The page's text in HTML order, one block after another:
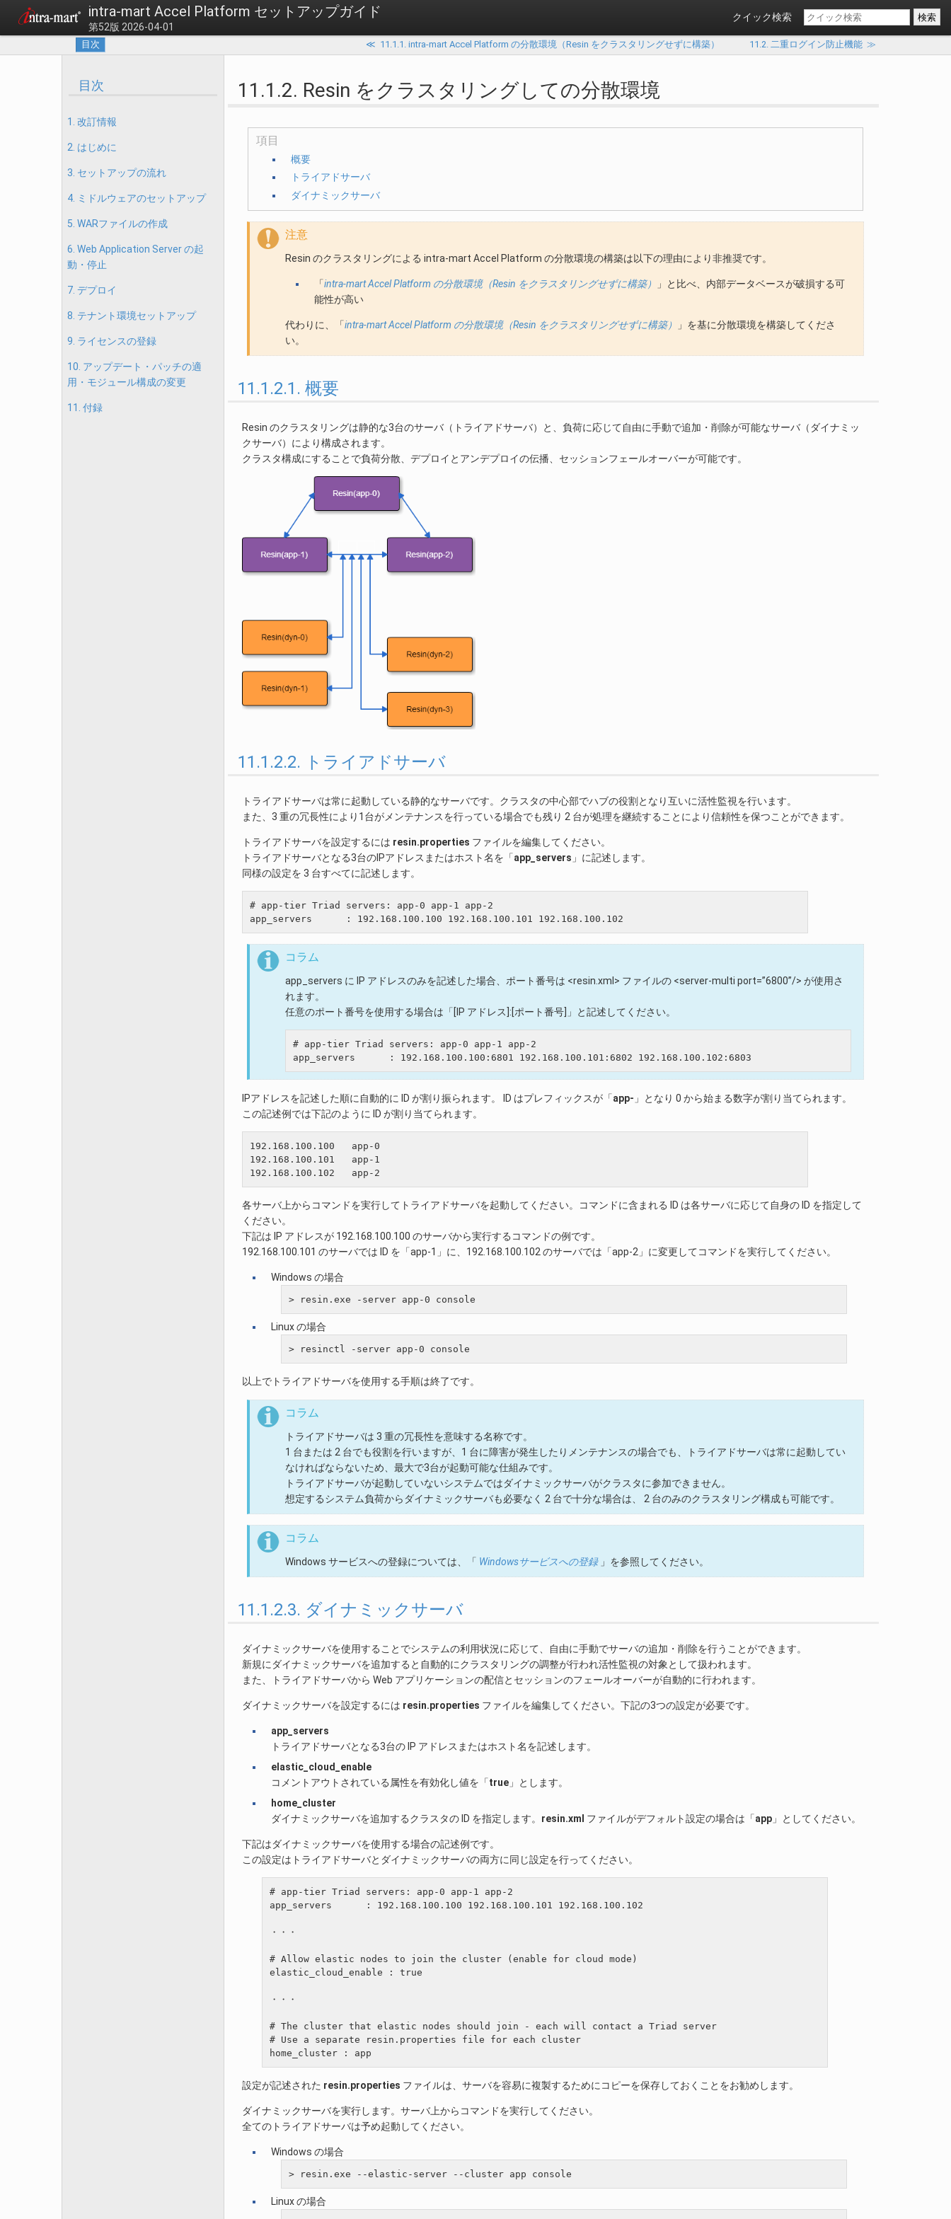
intra-mart Accel Platform セットアップガイド
第52版 2026-04-01
クイック検索
目次 ≪ 11.1.1. intra-mart Accel Platform の分散環境（Resin をクラスタリングせずに構築） 11.2. 二重ログイン防止機能≫
目次
1. 改訂情報
2. はじめに
3. セットアップの流れ
4. ミドルウェアのセットアップ
5. WARファイルの作成
6. Web Application Server の起
動・停止
7. デプロイ
8. テナント環境セットアップ
9. ライセンスの登録
10. アップデート・パッチの適
用・モジュール構成の変更
11. 付録
11.1.2. Resin をクラスタリングしての分散環境
項目
概要
トライアドサーバ
ダイナミックサーバ
注意
Resin のクラスタリングによる intra-mart Accel Platform の分散環境の構築は以下の理由により非推奨です。
「intra-mart Accel Platform の分散環境（Resin をクラスタリングせずに構築）
」と比べ、内部データベースが破損する可
能性が高い
代わりに、「intra-mart Accel Platform の分散環境（Resin をクラスタリングせずに構築）
」を基に分散環境を構築してくださ
い。
11.1.2.1. 概要
Resin のクラスタリングは静的な3台のサーバ（トライアドサーバ）と、負荷に応じて自由に手動で追加・削除が可能なサーバ（ダイナミッ
クサーバ）により構成されます。
クラスタ構成にすることで負荷分散、デプロイとアンデプロイの伝播、セッションフェールオーバーが可能です。
11.1.2.2. トライアドサーバ
トライアドサーバは常に起動している静的なサーバです。クラスタの中心部でハブの役割となり互いに活性監視を行います。
また、3 重の冗長性により1台がメンテナンスを行っている場合でも残り 2 台が処理を継続することにより信頼性を保つことができます。
トライアドサーバを設定するには resin.properties ファイルを編集してください。
トライアドサーバとなる3台のIPアドレスまたはホスト名を「app_servers 」に記述します。
同様の設定を 3 台すべてに記述します。
# app-tier Triad servers: app-0 app-1 app-2
コラム
app_servers に IP アドレスのみを記述した場合、ポート番号は <resin.xml> ファイルの <server-multi port=”6800”/> が使用さ
れます。
任意のポート番号を使用する場合は「[IP アドレス]:[ポート番号]」と記述してください。
# app-tier Triad servers: app-0 app-1 app-2
IPアドレスを記述した順に自動的に ID が割り振られます。 ID はプレフィックスが「app- 」となり 0 から始まる数字が割り当てられます。
この記述例では下記のように ID が割り当てられます。
192.168.100.100   app-0
192.168.100.101   app-1
各サーバ上からコマンドを実行してトライアドサーバを起動してください。コマンドに含まれる ID は各サーバに応じて自身の ID を指定して
ください。
下記は IP アドレスが 192.168.100.100 のサーバから実行するコマンドの例です。
192.168.100.101 のサーバでは ID を「app-1」に、192.168.100.102 のサーバでは「app-2」に変更してコマンドを実行してください。
Windows の場合
Linux の場合
以上でトライアドサーバを使用する手順は終了です。
コラム
トライアドサーバは 3 重の冗長性を意味する名称です。
1 台または 2 台でも役割を行いますが、1 台に障害が発生したりメンテナンスの場合でも、トライアドサーバは常に起動してい
なければならないため、最大で3台が起動可能な仕組みです。
トライアドサーバが起動していないシステムではダイナミックサーバがクラスタに参加できません。
想定するシステム負荷からダイナミックサーバも必要なく 2 台で十分な場合は、 2 台のみのクラスタリング構成も可能です。
コラム
Windows サービスへの登録については、「 Windowsサービスへの登録」を参照してください。
11.1.2.3. ダイナミックサーバ
ダイナミックサーバを使用することでシステムの利用状況に応じて、自由に手動でサーバの追加・削除を行うことができます。
新規にダイナミックサーバを追加すると自動的にクラスタリングの調整が行われ活性監視の対象として扱われます。
また、トライアドサーバから Web アプリケーションの配信とセッションのフェールオーバーが自動的に行われます。
ダイナミックサーバを設定するには resin.properties ファイルを編集してください。下記の3つの設定が必要です。
app_servers
トライアドサーバとなる3台の IP アドレスまたはホスト名を記述します。
elastic_cloud_enable
コメントアウトされている属性を有効化し値を「true」とします。
home_cluster
ダイナミックサーバを追加するクラスタの ID を指定します。 resin.xml ファイルがデフォルト設定の場合は「app」としてください。
下記はダイナミックサーバを使用する場合の記述例です。
この設定はトライアドサーバとダイナミックサーバの両方に同じ設定を行ってください。
# app-tier Triad servers: app-0 app-1 app-2
app_servers      : 192.168.100.100 192.168.100.101 192.168.100.102
・・・
# Allow elastic nodes to join the cluster (enable for cloud mode)
elastic_cloud_enable : true
・・・
# The cluster that elastic nodes should join - each will contact a Triad server
# Use a separate resin.properties file for each cluster
設定が記述された resin.properties ファイルは、サーバを容易に複製するためにコピーを保存しておくことをお勧めします。
ダイナミックサーバを実行します。サーバ上からコマンドを実行してください。
全てのトライアドサーバは予め起動してください。
Windows の場合
Linux の場合